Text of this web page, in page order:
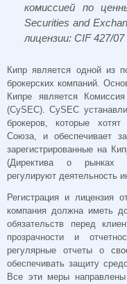
комиссией по
Securities and
лицензии: CIF 427/07
Кипр является одной из
брокерских компаний.
Кипре является
(CySEC). CySEC
брокеров, которые хотят
Союза, и обеспечивает
зарегистрированные на
(Директива о рынках
регулируют деятельность
Регистрация и лицензия
компания должна иметь
обязательств перед
прозрачности и
регулярные отчеты о
обеспечивать защиту
Все эти меры